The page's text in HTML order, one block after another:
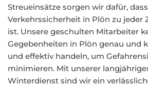
Streueinsätze sorgen wir dafür,
Verkehrssicherheit in Plön zu jeder
ist. Unsere geschulten Mitarbeiter
Gegebenheiten in Plön genau und
und effektiv handeln, um
minimieren. Mit unserer
Winterdienst sind wir ein